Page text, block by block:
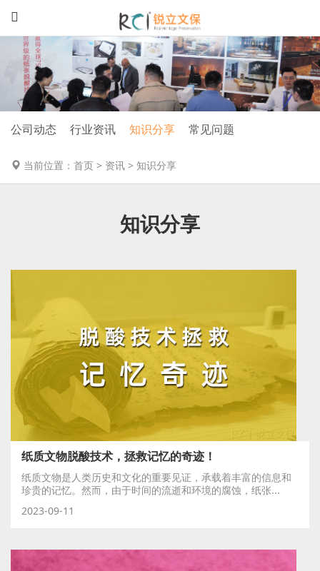
公司动态 行业资讯 知识分享 常见问题
当前位置： 首页 > 资讯 > 知识分享
知识分享
纸质文物脱酸技术，拯救记忆的奇迹！
纸质文物是人类历史和文化的重要见证，承载着丰富的信息和
珍贵的记忆。然而，由于时间的流逝和环境的腐蚀，纸张...
2023-09-11